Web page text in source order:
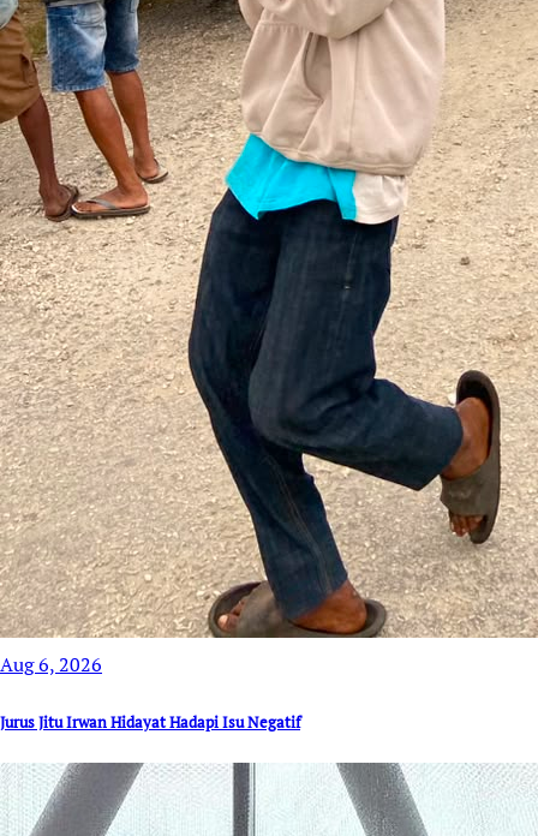
Aug 6, 2026
Jurus Jitu Irwan Hidayat Hadapi Isu Negatif